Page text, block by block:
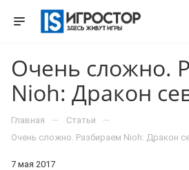
Очень сложно.
Nioh: Дракон
Главная — Статьи —
Очень сложно. Разбираем Nioh: Дракон
7 мая 2017